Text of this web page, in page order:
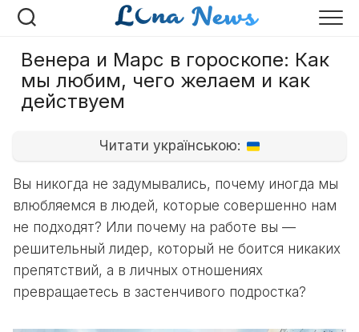
Перейти
Венера и Марс в гороскопе: Как
мы любим, чего желаем и как
действуем
Читати українською:
Вы никогда не задумывались, почему иногда мы
влюбляемся в людей, которые совершенно нам
не подходят? Или почему на работе вы —
решительный лидер, который не боится никаких
препятствий, а в личных отношениях
превращаетесь в застенчивого подростка?